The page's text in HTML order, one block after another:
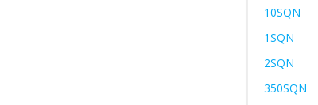
10SQN
1SQN
2SQN
350SQN